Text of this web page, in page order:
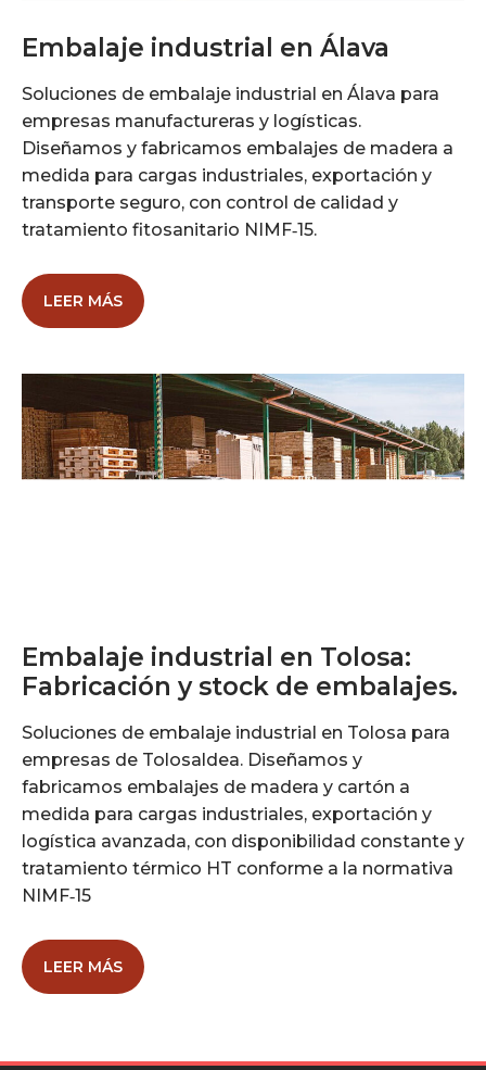
Embalaje industrial en Álava
Soluciones de embalaje industrial en Álava para
empresas manufactureras y logísticas.
Diseñamos y fabricamos embalajes de madera a
medida para cargas industriales, exportación y
transporte seguro, con control de calidad y
tratamiento fitosanitario NIMF‑15.
LEER MÁS
Embalaje industrial en Tolosa:
Fabricación y stock de embalajes.
Soluciones de embalaje industrial en Tolosa para
empresas de Tolosaldea. Diseñamos y
fabricamos embalajes de madera y cartón a
medida para cargas industriales, exportación y
logística avanzada, con disponibilidad constante y
tratamiento térmico HT conforme a la normativa
NIMF‑15
LEER MÁS